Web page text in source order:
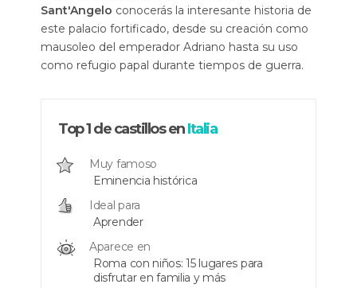
Sant'Angelo conocerás la interesante historia de
este palacio fortificado, desde su creación como
mausoleo del emperador Adriano hasta su uso
como refugio papal durante tiempos de guerra.
Top 1 de castillos enItalia
Muy famoso
Eminencia histórica
Ideal para
Aprender
Aparece en
Roma con niños: 15 lugares para
disfrutar en familia y más